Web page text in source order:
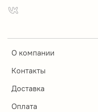
О компании
Контакты
Доставка
Оплата